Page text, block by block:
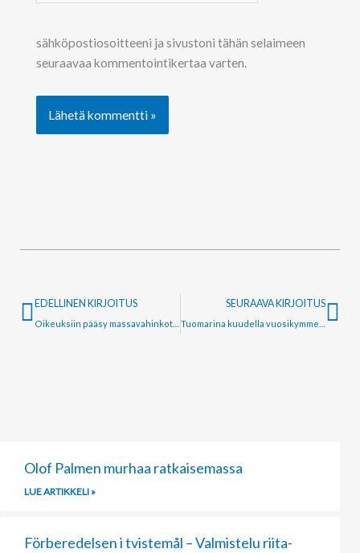
sähköpostiosoitteeni ja sivustoni tähän selaimeen
seuraavaa kommentointikertaa varten.
Prev
EDELLINEN KIRJOITUS SEURAAVA KIRJOITUS
Olof Palmen murhaa ratkaisemassa
LUE ARTIKKELI »
Förberedelsen i tvistemål – Valmistelu riita-